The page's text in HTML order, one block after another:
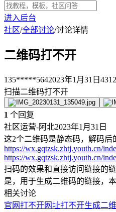
进入后台
社区/全部讨论/讨论详情
二维码打不开
135*****5642023年1月31日 4312
扫描二维码打不开
1 个回复
社区运营-阿北2023年1月31日
这2个二维码是静态码，解码后
https://wx.gqtzsk.zhtj.youth.cn/
https://wx.gqtzsk.zhtj.youth.cn/
扫码的效果和直接访问链接的
是，用于生成二维码的链接，
相关讨论
官网打不开网址打不开生成二